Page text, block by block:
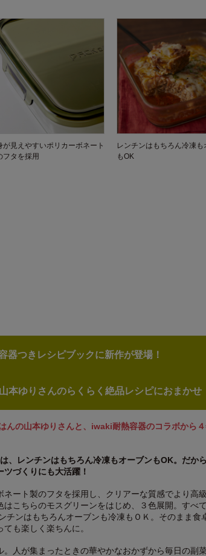
が見えやすいポリカーボネート
フタを採用
レンチンはもちろん冷凍も
もOK
器つきレシピブックに新作が登場！
本ゆりさんのらくらく絶品レシピにおまかせ
んの山本ゆりさんと、iwaki耐熱容器のコラボから
、レンチンはもちろん冷凍もオーブンもOK。だか
づくりにも大活躍！
ート製のフタを採用し、クリアーな質感でより高
こちらのモスグリーンをはじめ、３色展開。すべ
チンはもちろんオーブンも冷凍もＯＫ。そのまま食
も楽しく楽ちんに。
。人が集まったときの華やかなおかずから毎日の副